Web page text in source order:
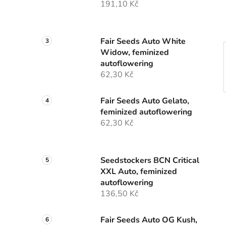
n
e
191,10 Kč
Fair Seeds Auto White
Widow, feminized
autoflowering
62,30 Kč
Fair Seeds Auto Gelato,
feminized autoflowering
62,30 Kč
Seedstockers BCN Critical
XXL Auto, feminized
autoflowering
136,50 Kč
Fair Seeds Auto OG Kush,